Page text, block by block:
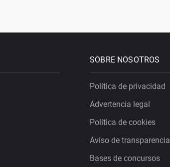
SOBRE NOSOTROS
Política de privacidad
Advertencia legal
Política de cookies
Aviso de transparencia
Bases de concursos